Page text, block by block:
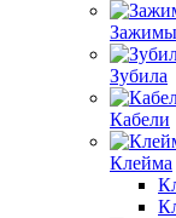
Зажимы
Зубила
Кабели
Клейма